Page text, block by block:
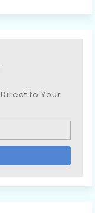
to Your